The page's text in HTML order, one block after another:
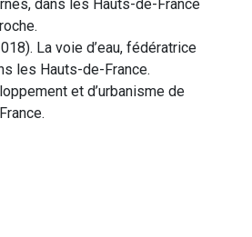
dans les Hauts-de-France
La voie d’eau, fédératrice
les Hauts-de-France.
et d’urbanisme de